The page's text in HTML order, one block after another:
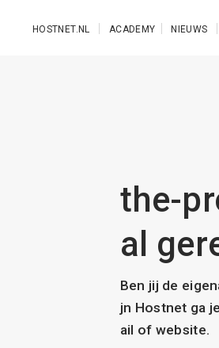
HOSTNET.NL ACADEMY NIEUWS
the-
al
Ben jij de
jn Hostnet ga
ail of website.